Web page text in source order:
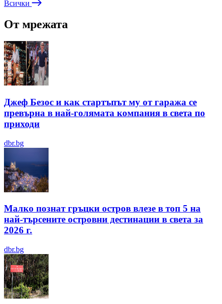
Всички
От мрежата
Джеф Безос и как стартъпът му от гаража се
превърна в най-голямата компания в света по
приходи
dbr.bg
Малко познат гръцки остров влезе в топ 5 на
най-търсените островни дестинации в света за
2026 г.
dbr.bg